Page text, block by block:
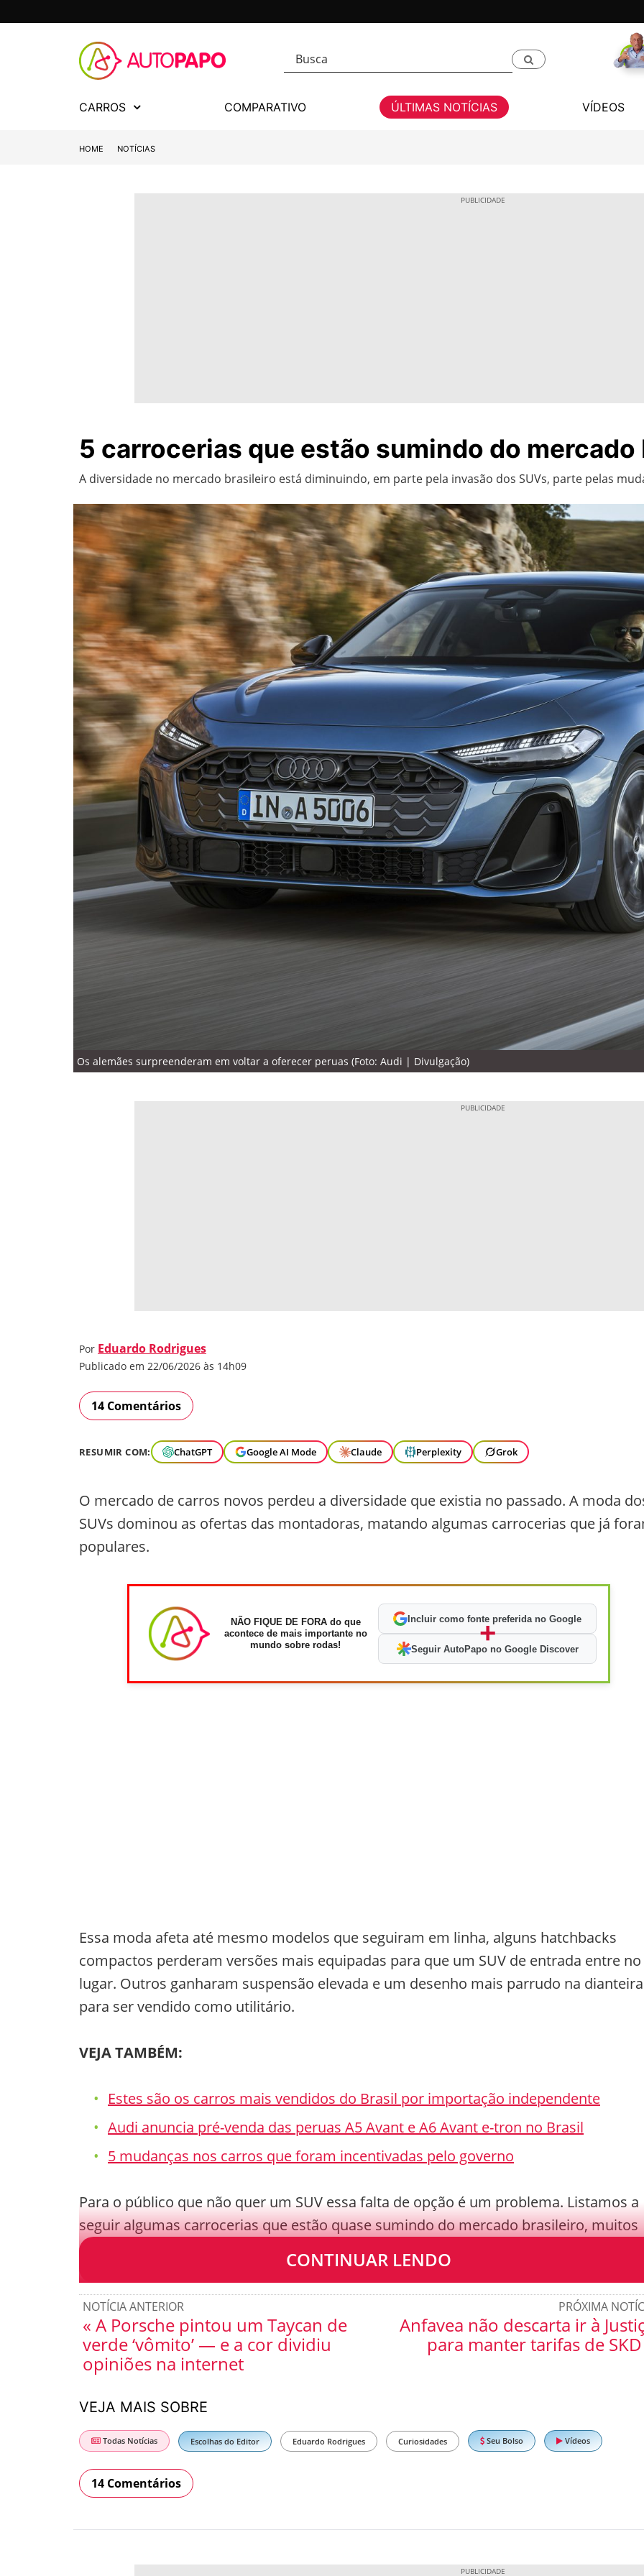
CARROS COMPARATIVO ÚLTIMAS NOTÍCIAS VÍDEOS
HOME NOTÍCIAS
5 carrocerias que estão sumindo do
A diversidade no mercado brasileiro está diminuindo, em parte pela invasão dos SUVs, parte pelas
Os alemães surpreenderam em voltar a oferecer peruas (Foto: Audi | Divulgação)
Por Eduardo Rodrigues
Publicado em 22/06/2026 às 14h09
14 Comentários
RESUMIR COM: ChatGPT Google AI Mode Claude Perplexity Grok
O mercado de carros novos perdeu a diversidade que existia no passado. A moda
SUVs dominou as ofertas das montadoras, matando algumas carrocerias que já
populares.
NÃO FIQUE DE FORA do que
acontece de mais importante no
mundo sobre rodas!
Incluir como fonte preferida no Google
+
Seguir AutoPapo no Google Discover
Essa moda afeta até mesmo modelos que seguiram em linha, alguns hatchbacks
compactos perderam versões mais equipadas para que um SUV de entrada entre no
lugar. Outros ganharam suspensão elevada e um desenho mais parrudo na dianteira
para ser vendido como utilitário.
VEJA TAMBÉM:
Estes são os carros mais vendidos do Brasil por importação independente
Audi anuncia pré-venda das peruas A5 Avant e A6 Avant e-tron no Brasil
5 mudanças nos carros que foram incentivadas pelo governo
Para o público que não quer um SUV essa falta de opção é um problema. Listamos a
seguir algumas carrocerias que estão quase sumindo do mercado brasileiro, muitos
são sustentados por um pequeno público fiel.
CONTINUAR LENDO
PRÓXIMA
Anfavea não descarta ir à
para manter tarifas de
NOTÍCIA ANTERIOR
« A Porsche pintou um Taycan de
verde ‘vômito’ — e a cor dividiu
opiniões na internet
VEJA MAIS SOBRE
Todas Notícias Escolhas do Editor Eduardo Rodrigues Curiosidades Seu Bolso Vídeos
14 Comentários